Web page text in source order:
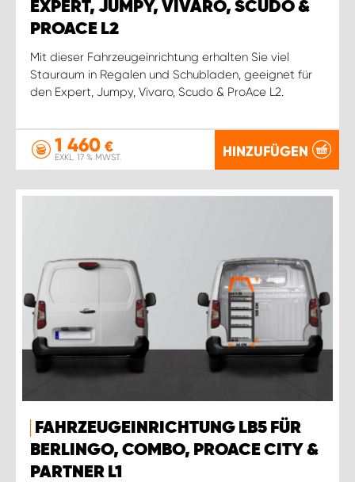
EXPERT, JUMPY, VIVARO, SCUDO &
PROACE L2
Mit dieser Fahrzeugeinrichtung erhalten Sie viel
Stauraum in Regalen und Schubladen, geeignet für
den Expert, Jumpy, Vivaro, Scudo & ProAce L2.
1 460 €
EXKL. 17 % MWST. HINZUFÜGEN
FAHRZEUGEINRICHTUNG LB5 FÜR
BERLINGO, COMBO, PROACE CITY &
PARTNER L1